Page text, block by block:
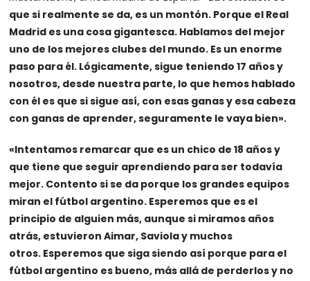
que si realmente se da, es un montón. Porque el Real
Madrid es una cosa gigantesca. Hablamos del mejor
uno de los mejores clubes del mundo. Es un enorme
paso para él. Lógicamente, sigue teniendo 17 años y
nosotros, desde nuestra parte, lo que hemos hablado
con él es que si sigue así, con esas ganas y esa cabeza
con ganas de aprender, seguramente le vaya bien».
«Intentamos remarcar que es un chico de 18 años y
que tiene que seguir aprendiendo para ser todavía
mejor. Contento si se da porque los grandes equipos
miran el fútbol argentino. Esperemos que es el
principio de alguien más, aunque si miramos años
atrás, estuvieron Aimar, Saviola y muchos
otros. Esperemos que siga siendo así porque para el
fútbol argentino es bueno, más allá de perderlos y no